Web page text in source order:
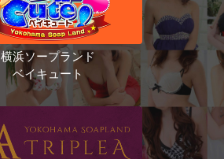
横浜ソープランド
ベイキュート